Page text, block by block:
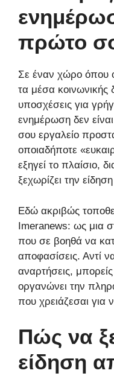
πρώτο
Σε έναν χώρο όπου
τα μέσα κοινωνικής
υποσχέσεις για
ενημέρωση δεν
σου εργαλείο
οποιαδήποτε
εξηγεί το πλαίσιο,
ξεχωρίζει την
Εδώ ακριβώς
Imeranews: ως μια
που σε βοηθά να
αποφασίσεις. Αντί
αναρτήσεις,
οργανώνει την
που χρειάζεσαι για
Πώς να
είδηση